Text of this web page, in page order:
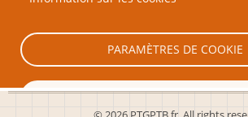
PARAMÈTRES DE COOKIE
TOUT REFUSER
Réinitialiser votre mot de passe